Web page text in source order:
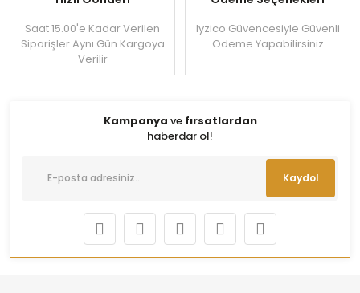
Saat 15.00'e Kadar Verilen
Siparişler Aynı Gün Kargoya
Verilir
Iyzico Güvencesiyle Güvenli
Ödeme Yapabilirsiniz
Kampanya ve fırsatlardan
haberdar ol!
Kaydol